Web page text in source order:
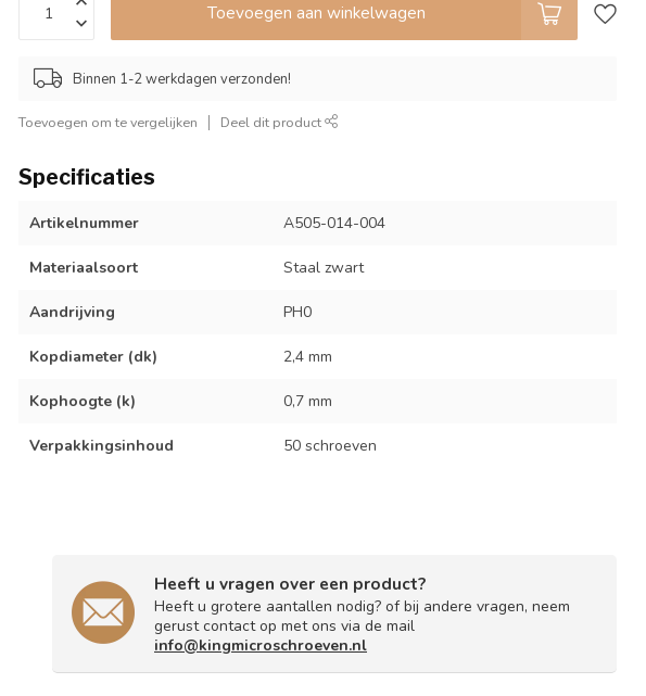
Toevoegen aan winkelwagen
Binnen 1-2 werkdagen verzonden!
Toevoegen om te vergelijken Deel dit product
Specificaties
Artikelnummer A505-014-004
Materiaalsoort Staal zwart
Aandrijving PH0
Kopdiameter (dk) 2,4 mm
Kophoogte (k) 0,7 mm
Verpakkingsinhoud 50 schroeven
Heeft u vragen over een product?
Heeft u grotere aantallen nodig? of bij andere vragen, neem
gerust contact op met ons via de mail
info@kingmicroschroeven.nl